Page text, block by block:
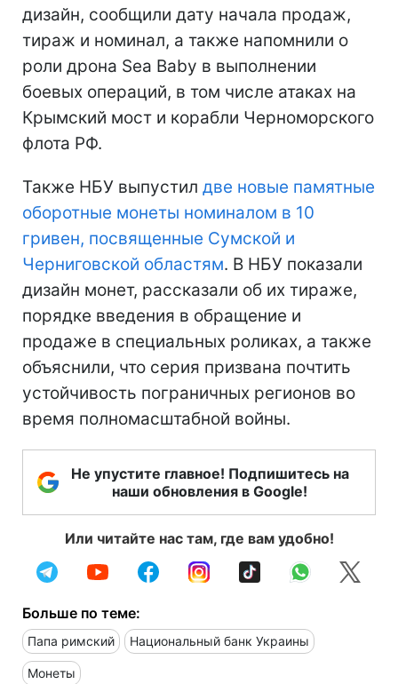
дизайн, сообщили дату начала продаж,
тираж и номинал, а также напомнили о
роли дрона Sea Baby в выполнении
боевых операций, в том числе атаках на
Крымский мост и корабли Черноморского
флота РФ.
Также НБУ выпустил две новые памятные
оборотные монеты номиналом в 10
гривен, посвященные Сумской и
Черниговской областям. В НБУ показали
дизайн монет, рассказали об их тираже,
порядке введения в обращение и
продаже в специальных роликах, а также
объяснили, что серия призвана почтить
устойчивость пограничных регионов во
время полномасштабной войны.
Не упустите главное! Подпишитесь на
наши обновления в Google!
Или читайте нас там, где вам удобно!
Больше по теме:
Папа римский Национальный банк Украины
Монеты